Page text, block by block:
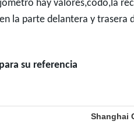
hay valores,codo,la
la parte delantera y
su referencia
Shanghai